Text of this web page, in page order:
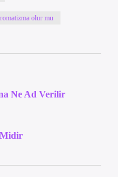
olur mu
Ne Ad Verilir
Midir